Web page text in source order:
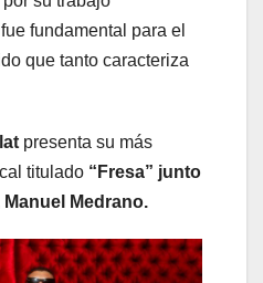
fue fundamental para el
que tanto caracteriza
presenta su más
titulado “Fresa” junto
Medrano.